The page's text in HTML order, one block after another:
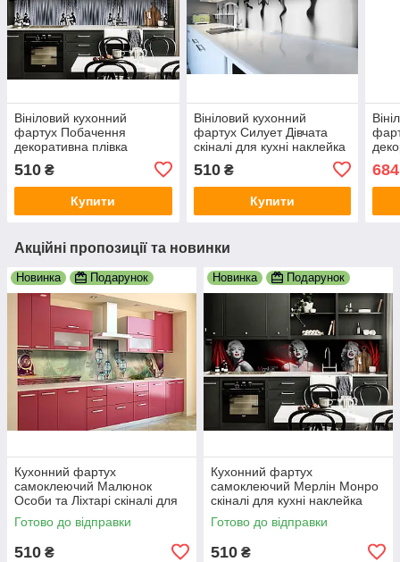
Вініловий кухонний
фартух Побачення
декоративна плівка
люди силуети Сірий
600х2000 мм
510 ₴
Купити
Вініловий кухонний
фартух Силует Дівчата
скіналі для кухні наклейка
ПВХ за склом Люди Сірий
600х2000 мм
510₴
Купити
мм
684
Акційні пропозиції та новинки
Новинка Подарунок
Кухонний фартух
самоклеючий Малюнок
Особи та Ліхтарі скіналі для
кухні наклейка ПВХ люди
зелений 600х2000 мм
Готово до відправки
510 ₴
Новинка Подарунок
Кухонний фартух
самоклеючий Мерлін Монро
скіналі для кухні наклейка
ПВХ дівчина люди чорний
600х2000 мм
Готово до відправки
510 ₴